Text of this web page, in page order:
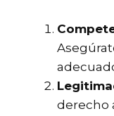
derecho